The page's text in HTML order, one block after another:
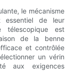
le mécanisme
essentiel de leur
télescopique est
de la benne
et contrôlée
un vérin
aux exigences